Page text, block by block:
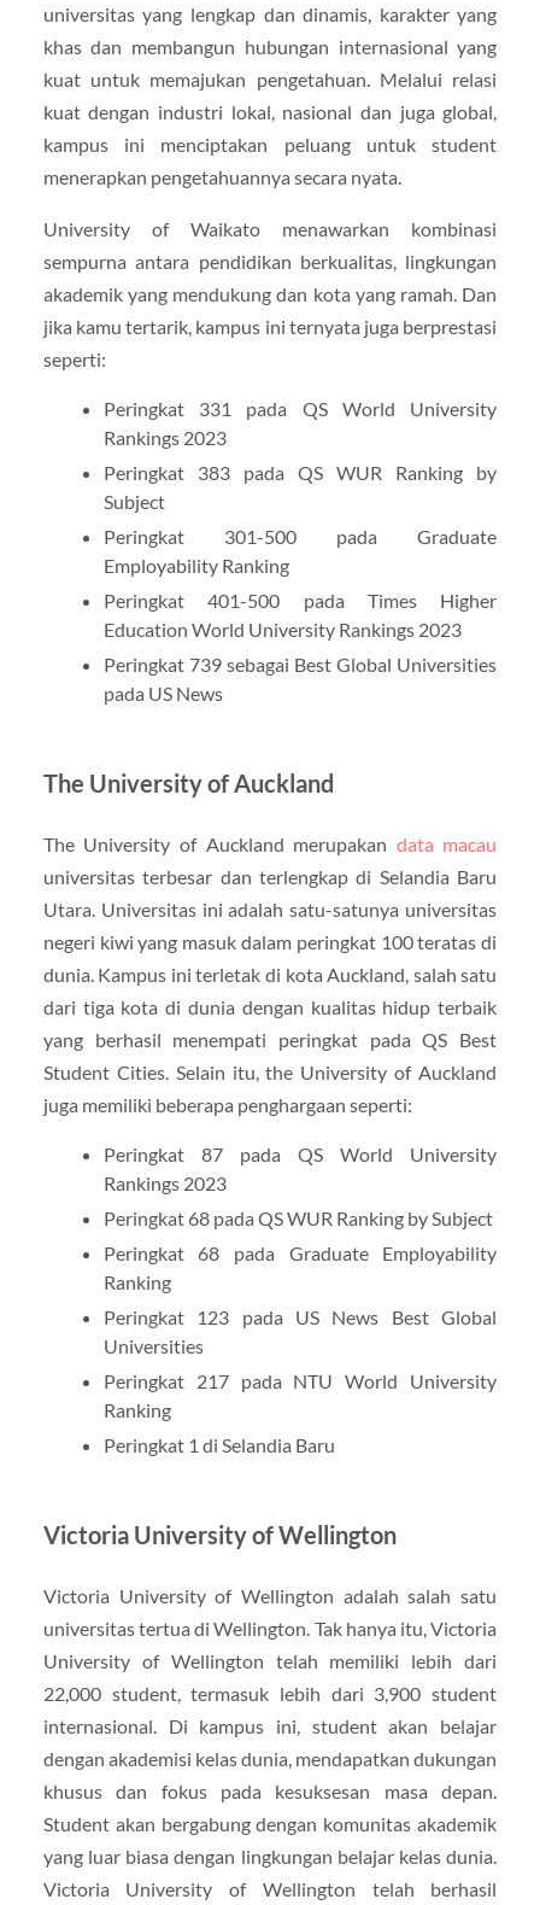
universitas yang lengkap dan dinamis, karakter yang
khas dan membangun hubungan internasional yang
kuat untuk memajukan pengetahuan. Melalui relasi
kuat dengan industri lokal, nasional dan juga global,
kampus ini menciptakan peluang untuk student
menerapkan pengetahuannya secara nyata.
University of Waikato menawarkan kombinasi
sempurna antara pendidikan berkualitas, lingkungan
akademik yang mendukung dan kota yang ramah. Dan
jika kamu tertarik, kampus ini ternyata juga berprestasi
seperti:
Peringkat 331 pada QS World University
Rankings 2023
Peringkat 383 pada QS WUR Ranking by
Subject
Peringkat 301-500 pada Graduate
Employability Ranking
Peringkat 401-500 pada Times Higher
Education World University Rankings 2023
Peringkat 739 sebagai Best Global Universities
pada US News
The University of Auckland
The University of Auckland merupakan data macau
universitas terbesar dan terlengkap di Selandia Baru
Utara. Universitas ini adalah satu-satunya universitas
negeri kiwi yang masuk dalam peringkat 100 teratas di
dunia. Kampus ini terletak di kota Auckland, salah satu
dari tiga kota di dunia dengan kualitas hidup terbaik
yang berhasil menempati peringkat pada QS Best
Student Cities. Selain itu, the University of Auckland
juga memiliki beberapa penghargaan seperti:
Peringkat 87 pada QS World University
Rankings 2023
Peringkat 68 pada QS WUR Ranking by Subject
Peringkat 68 pada Graduate Employability
Ranking
Peringkat 123 pada US News Best Global
Universities
Peringkat 217 pada NTU World University
Ranking
Peringkat 1 di Selandia Baru
Victoria University of Wellington
Victoria University of Wellington adalah salah satu
universitas tertua di Wellington. Tak hanya itu, Victoria
University of Wellington telah memiliki lebih dari
22,000 student, termasuk lebih dari 3,900 student
internasional. Di kampus ini, student akan belajar
dengan akademisi kelas dunia, mendapatkan dukungan
khusus dan fokus pada kesuksesan masa depan.
Student akan bergabung dengan komunitas akademik
yang luar biasa dengan lingkungan belajar kelas dunia.
Victoria University of Wellington telah berhasil